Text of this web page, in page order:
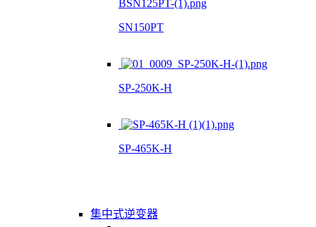
SN150PT
SP-250K-H
SP-465K-H
集中式逆变器